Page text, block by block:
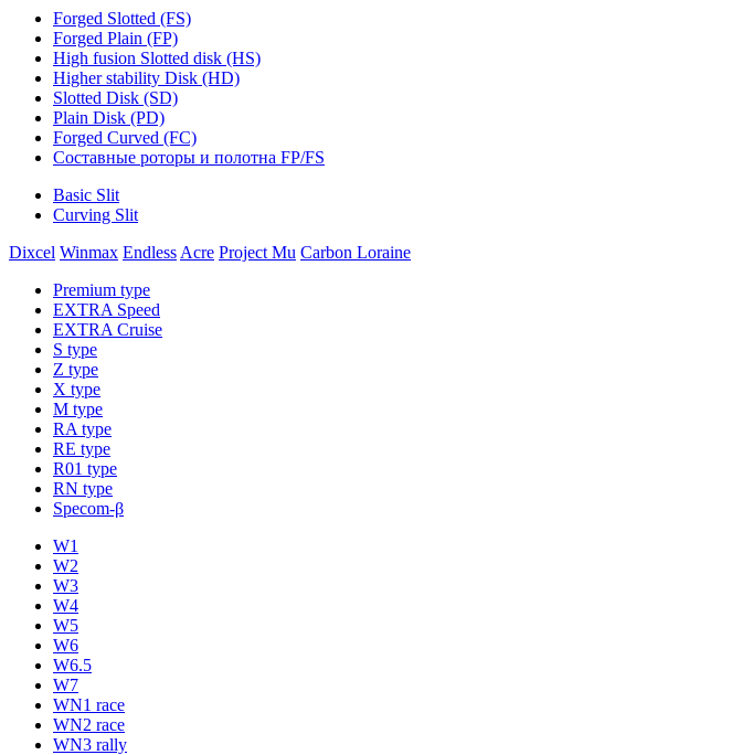
Forged Slotted (FS)
Forged Plain (FP)
High fusion Slotted disk (HS)
Higher stability Disk (HD)
Slotted Disk (SD)
Plain Disk (PD)
Forged Curved (FC)
Составные роторы и полотна FP/FS
Basic Slit
Curving Slit
Dixcel Winmax Endless Acre Project Mu Carbon Loraine
Premium type
EXTRA Speed
EXTRA Cruise
S type
Z type
X type
M type
RA type
RE type
R01 type
RN type
Specom-β
W1
W2
W3
W4
W5
W6
W6.5
W7
WN1 race
WN2 race
WN3 rally